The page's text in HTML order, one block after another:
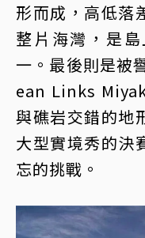
形而成，高低落
整片海灣，是
一。最後則是被
ean Links
與礁岩交錯的地
大型實境秀的決
忘的挑戰。